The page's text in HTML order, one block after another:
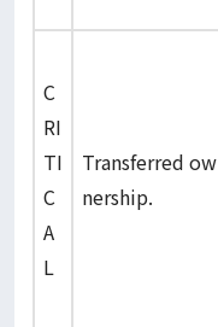
C
RI
TI
C
A
L
Transferred ow
nership.